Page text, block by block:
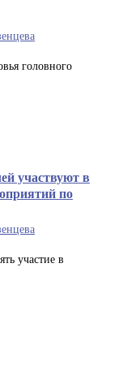
головного
участвуют в
по
участие в